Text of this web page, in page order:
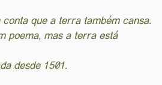
conta que a terra também cansa.
poema, mas a terra está
desde 1501.